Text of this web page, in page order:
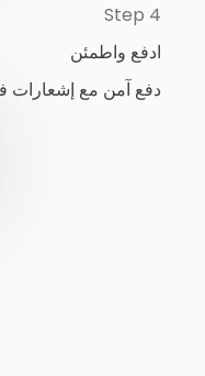
Step 4
ادفع واطمئن
دفع آمن مع إشعارات